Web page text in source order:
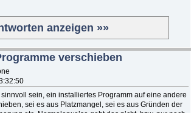
anzeigen »»
verschieben
sein, ein installiertes Programm auf eine andere
sei es aus Platzmangel, sei es aus Gründen der